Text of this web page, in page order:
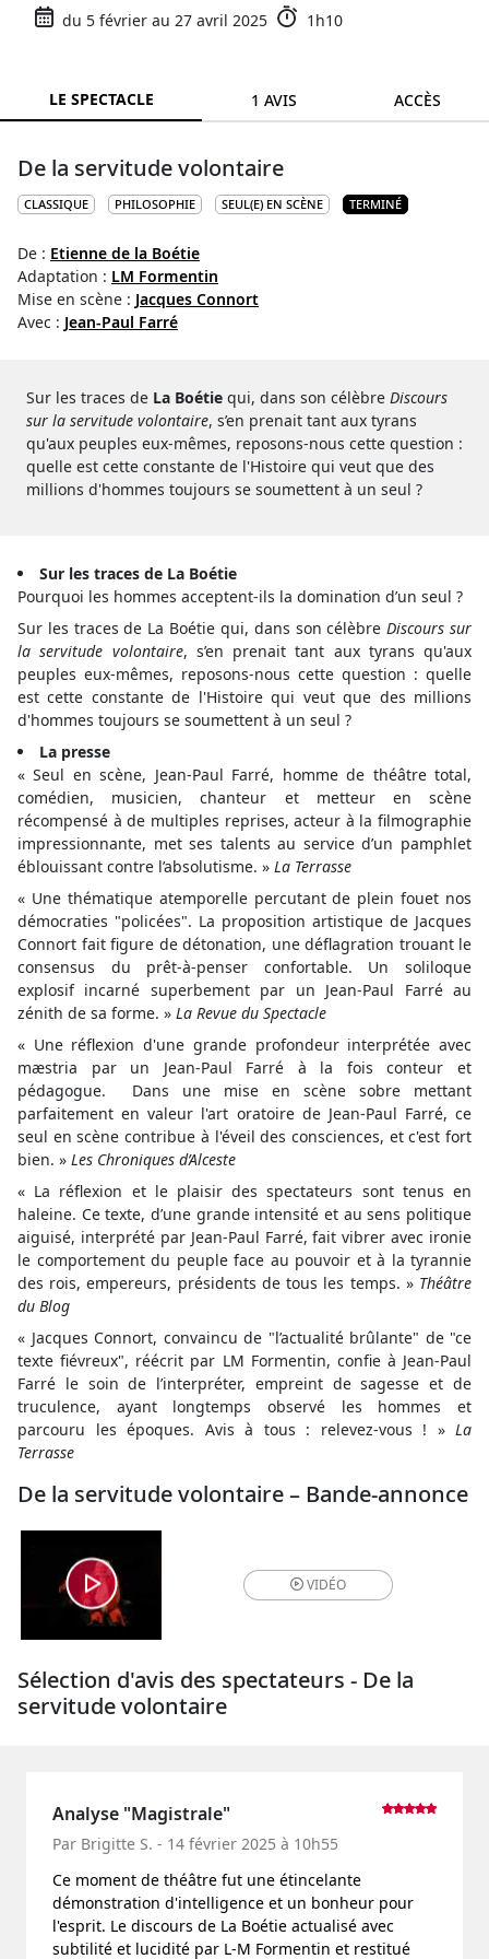
du 5 février au 27 avril 2025 1h10
LE SPECTACLE 1 AVIS ACCÈS
De la servitude volontaire
CLASSIQUE PHILOSOPHIE SEUL(E) EN SCÈNE TERMINÉ
De : Etienne de la Boétie
Adaptation : LM Formentin
Mise en scène : Jacques Connort
Avec : Jean-Paul Farré
Sur les traces de La Boétie qui, dans son célèbre Discours
sur la servitude volontaire, s’en prenait tant aux tyrans
qu'aux peuples eux-mêmes, reposons-nous cette question :
quelle est cette constante de l'Histoire qui veut que des
millions d'hommes toujours se soumettent à un seul ?
Sur les traces de La Boétie
Pourquoi les hommes acceptent-ils la domination d’un seul ?
Sur les traces de La Boétie qui, dans son célèbreDiscours sur
la servitude volontaire, s’en prenait tant aux tyrans qu'aux
peuples eux-mêmes, reposons-nous cette question : quelle
est cette constante de l'Histoire qui veut que des millions
d'hommes toujours se soumettent à un seul ?
La presse
« Seul en scène, Jean-Paul Farré, homme de théâtre total,
comédien, musicien, chanteur et metteur en scène
récompensé à de multiples reprises, acteur à la filmographie
impressionnante, met ses talents au service d’un pamphlet
éblouissant contre l’absolutisme. » La Terrasse
« Une thématique atemporelle percutant de plein fouet nos
démocraties "policées". La proposition artistique de Jacques
Connort fait figure de détonation, une déflagration trouant le
consensus du prêt-à-penser confortable. Un soliloque
explosif incarné superbement par un Jean-Paul Farré au
zénith de sa forme. » La Revue du Spectacle
« Une réflexion d'une grande profondeur interprétée avec
mæstria par un Jean-Paul Farré à la fois conteur et
pédagogue. Dans une mise en scène sobre mettant
parfaitement en valeur l'art oratoire de Jean-Paul Farré, ce
seul en scène contribue à l'éveil des consciences, et c'est fort
bien. » Les Chroniques d’Alceste
« La réflexion et le plaisir des spectateurs sont tenus en
haleine. Ce texte, d’une grande intensité et au sens politique
aiguisé, interprété par Jean-Paul Farré, fait vibrer avec ironie
le comportement du peuple face au pouvoir et à la tyrannie
des rois, empereurs, présidents de tous les temps. » Théâtre
du Blog
« Jacques Connort, convaincu de "l’actualité brûlante" de "ce
texte fiévreux", réécrit par LM Formentin, confie à Jean-Paul
Farré le soin de l’interpréter, empreint de sagesse et de
truculence, ayant longtemps observé les hommes et
parcouru les époques. Avis à tous : relevez-vous ! » La
Terrasse
De la servitude volontaire – Bande-annonce
VIDÉO
Sélection d'avis des spectateurs - De la
servitude volontaire
Analyse "Magistrale"
Par Brigitte S. - 14 février 2025 à 10h55
Ce moment de théâtre fut une étincelante
démonstration d'intelligence et un bonheur pour
l'esprit. Le discours de La Boétie actualisé avec
subtilité et lucidité par L-M Formentin et restitué